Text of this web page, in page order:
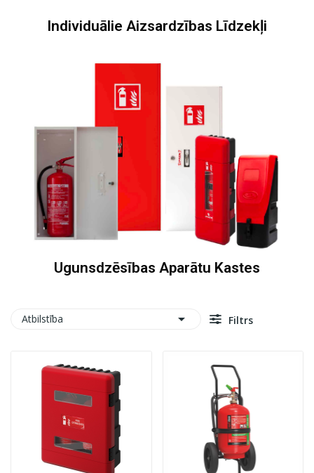
Individuālie Aizsardzības Līdzekļi
Ugunsdzēsības Aparātu Kastes
Atbilstība  Filtrs